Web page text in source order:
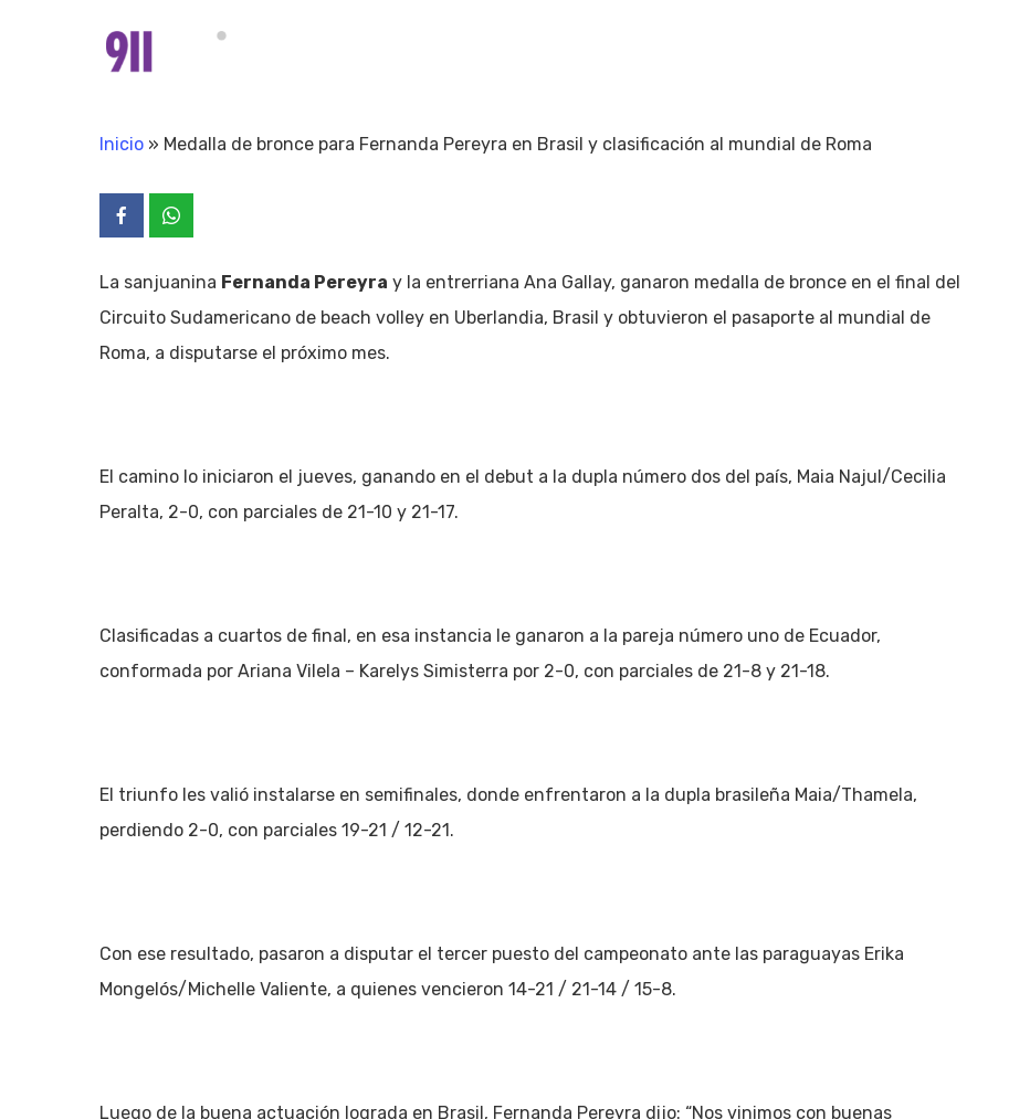
Inicio » Medalla de bronce para Fernanda Pereyra en Brasil y clasificación al mundial de Roma
La sanjuanina Fernanda Pereyra y la entrerriana Ana Gallay, ganaron medalla de bronce en el final del
Circuito Sudamericano de beach volley en Uberlandia, Brasil y obtuvieron el pasaporte al mundial de
Roma, a disputarse el próximo mes.
El camino lo iniciaron el jueves, ganando en el debut a la dupla número dos del país, Maia Najul/Cecilia
Peralta, 2-0, con parciales de 21-10 y 21-17.
Clasificadas a cuartos de final, en esa instancia le ganaron a la pareja número uno de Ecuador,
conformada por Ariana Vilela – Karelys Simisterra por 2-0, con parciales de 21-8 y 21-18.
El triunfo les valió instalarse en semifinales, donde enfrentaron a la dupla brasileña Maia/Thamela,
perdiendo 2-0, con parciales 19-21 / 12-21.
Con ese resultado, pasaron a disputar el tercer puesto del campeonato ante las paraguayas Erika
Mongelós/Michelle Valiente, a quienes vencieron 14-21 / 21-14 / 15-8.
Luego de la buena actuación lograda en Brasil, Fernanda Pereyra dijo: “Nos vinimos con buenas